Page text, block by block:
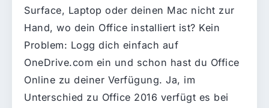
Surface, Laptop oder deinen Mac nicht zur
Hand, wo dein Office installiert ist? Kein
Problem: Logg dich einfach auf
OneDrive.com ein und schon hast du Office
Online zu deiner Verfügung. Ja, im
Unterschied zu Office 2016 verfügt es bei